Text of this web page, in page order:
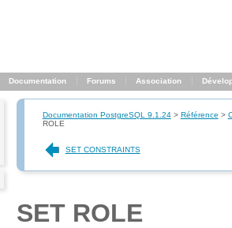
Documentation Forums Association
Documentation PostgreSQL 9.1.24> Référence >
ROLE
SET CONSTRAINTS
SET ROLE